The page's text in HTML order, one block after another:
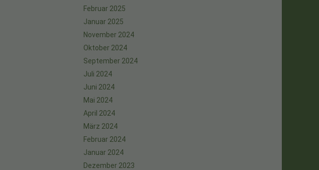
Februar 2025
Januar 2025
November 2024
Oktober 2024
September 2024
Juli 2024
Juni 2024
Mai 2024
April 2024
März 2024
Februar 2024
Januar 2024
Dezember 2023